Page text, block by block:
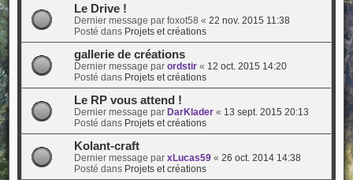
Le Drive !
Dernier message par foxot58 « 22 nov. 2015 11:38
Posté dans Projets et créations
gallerie de créations
Dernier message par ordstir« 12 oct. 2015 14:20
Posté dans Projets et créations
Le RP vous attend !
Dernier message par DarKlader« 13 sept. 2015 20:13
Posté dans Projets et créations
Kolant-craft
Dernier message par xLucas59« 26 oct. 2014 14:38
Posté dans Projets et créations